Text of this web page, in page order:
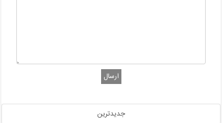
ارسال
جدیدترین